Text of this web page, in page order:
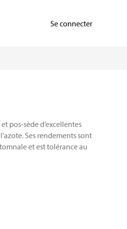
Se connecter
pos-sède d’excellentes
Ses rendements sont
et est tolérance au